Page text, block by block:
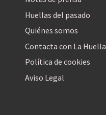
Huellas del pasado
Quiénes somos
Contacta con La Huella
Política de cookies
Aviso Legal